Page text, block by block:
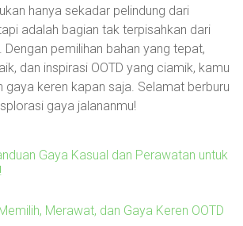
hanya sekadar pelindung dari
adalah bagian tak terpisahkan dari
pemilihan bahan yang tepat,
dan inspirasi OOTD yang ciamik, kamu
gaya keren kapan saja. Selamat berburu
gaya jalananmu!
Gaya Kasual dan Perawatan untuk
Merawat, dan Gaya Keren OOTD